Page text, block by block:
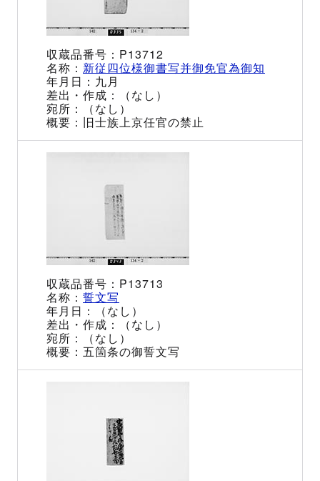
P13712
新従四位様御書写并御免官為御知
九月
（なし）
（なし）
旧士族上京任官の禁止
P13713
誓文写
（なし）
（なし）
（なし）
五箇条の御誓文写